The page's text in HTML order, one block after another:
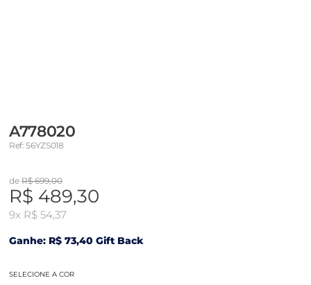
A778020
Ref: 56YZS018
de R$ 699,00
R$ 489,30
9x R$ 54,37
Ganhe: R$ 73,40 Gift Back
SELECIONE A COR